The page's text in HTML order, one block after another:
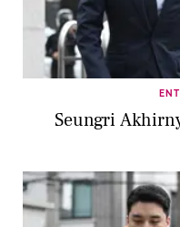
Seungri